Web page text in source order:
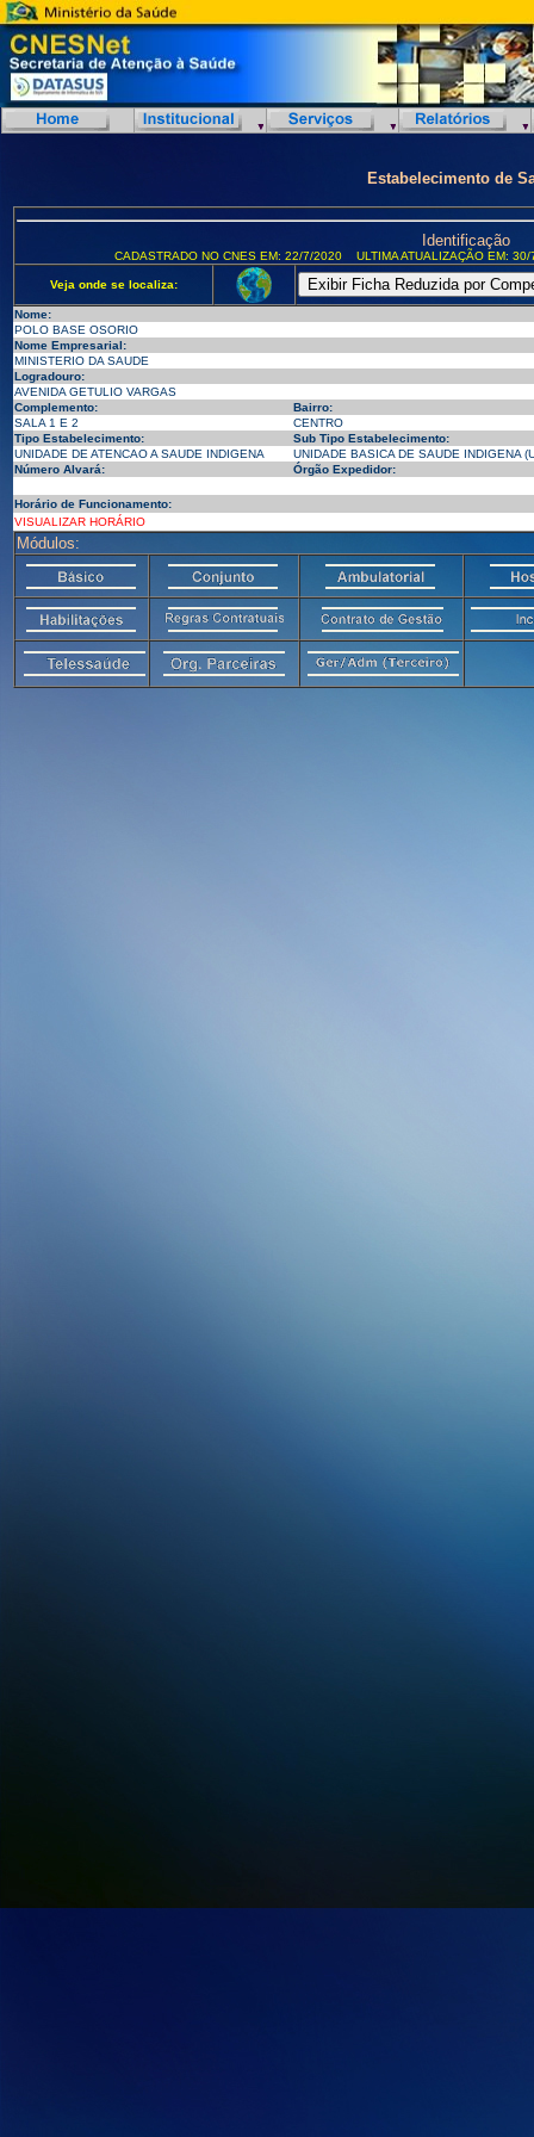
Estabelecimento de
Identificação
CADASTRADO NO CNES EM: 22/7/2020 ULTIMA ATUALIZAÇÃO EM:
Veja onde se localiza:
Nome:
POLO BASE OSORIO
Nome Empresarial:
MINISTERIO DA SAUDE
Logradouro:
AVENIDA GETULIO VARGAS
Complemento:
Bairro:
SALA 1 E 2
CENTRO
Tipo Estabelecimento:
Sub Tipo Estabelecimento:
UNIDADE DE ATENCAO A SAUDE INDIGENA
UNIDADE BASICA DE SAUDE INDIGENA
Número Alvará:
Órgão Expedidor:
Horário de Funcionamento:
VISUALIZAR HORÁRIO
Módulos: